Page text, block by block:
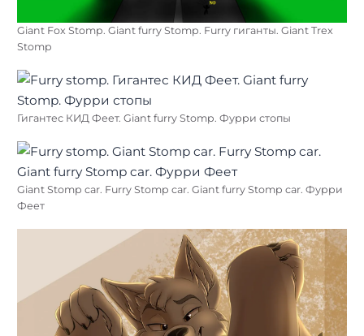
Giant Fox Stomp. Giant furry Stomp. Furry гиганты. Giant Trex
Stomp
Гигантес КИД Феет. Giant furry Stomp. Фурри стопы
Giant Stomp car. Furry Stomp car. Giant furry Stomp car. Фурри
Феет